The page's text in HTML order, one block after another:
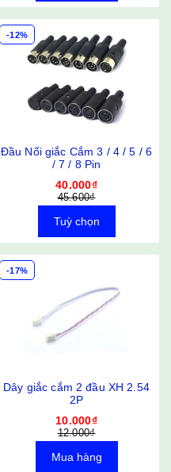
-12%
Đầu Nối giắc Cắm 3 / 4 / 5 / 6
/ 7 / 8 Pin
40.000₫
45.600₫
Tuỳ chọn
-17%
Dây giắc cắm 2 đầu XH 2.54
2P
10.000₫
12.000₫
Mua hàng